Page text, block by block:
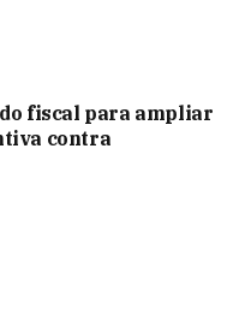
fiscal para ampliar
contra